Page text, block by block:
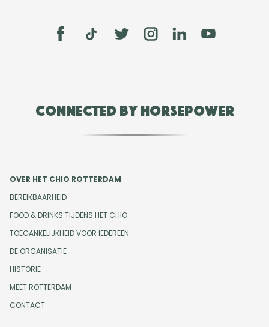
Connected by Horsepower
OVER HET CHIO ROTTERDAM
BEREIKBAARHEID
FOOD & DRINKS TIJDENS HET CHIO
TOEGANKELIJKHEID VOOR IEDEREEN
DE ORGANISATIE
HISTORIE
MEET ROTTERDAM
CONTACT